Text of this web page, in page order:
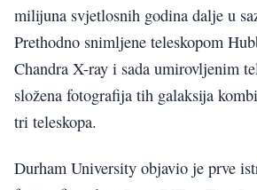
milijuna svjetlosnih godina dalje u
Prethodno snimljene teleskopom
Chandra X-ray i sada umirovljenim
složena fotografija tih galaksija
tri teleskopa.
Durham University objavio je prve